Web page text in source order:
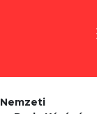
Nemzeti